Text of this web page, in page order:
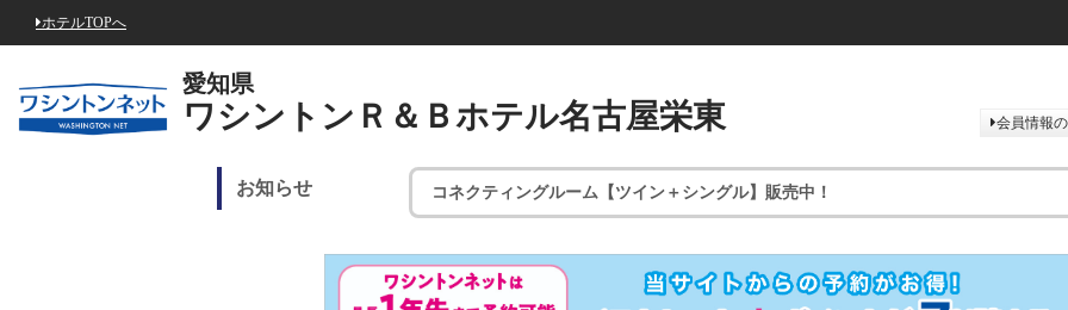
ホテルTOPへ
愛知県
ワシントンＲ＆Ｂホテル名古屋栄東 会員情報
お知らせ コネクティングルーム【ツイン＋シングル】販売中！